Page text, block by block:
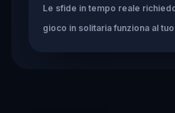
Le sfide in tempo reale
gioco in solitaria funziona al